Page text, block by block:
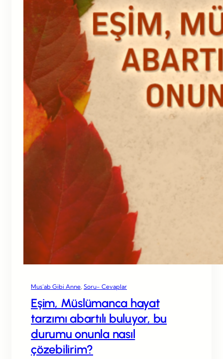
Mus’ab Gibi Anne Soru- Cevaplar
Eşim, Müslümanca hayat
tarzımı abartılı buluyor, bu
durumu onunla nasıl
çözebilirim?